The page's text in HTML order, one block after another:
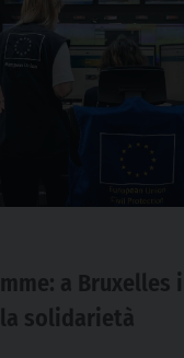
a
solidarietà